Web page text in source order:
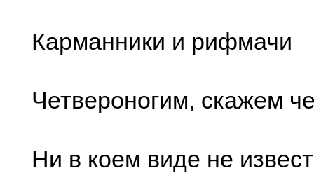
Карманники и рифмачи
Четвероногим, скажем
Ни в коем виде не